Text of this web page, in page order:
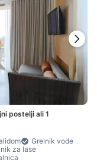
postelji ali 1
Grelnik vode
za lase